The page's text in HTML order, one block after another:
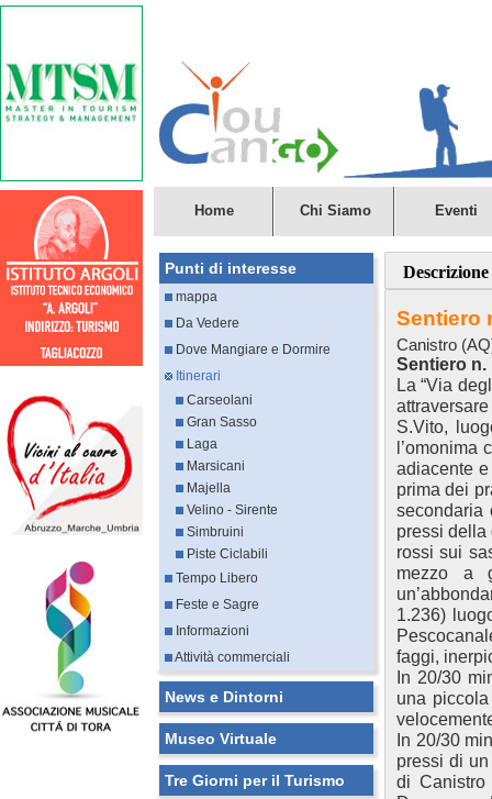
Home Chi Siamo Eventi
Punti di interesse
mappa
Da Vedere
Dove Mangiare e Dormire
Itinerari
Carseolani
Gran Sasso
Laga
Marsicani
Majella
Velino - Sirente
Simbruini
Piste Ciclabili
Tempo Libero
Feste e Sagre
Informazioni
Attività commerciali
News e Dintorni
Museo Virtuale
Tre Giorni per il Turismo
Descrizione
Sentiero
Canistro
Sentiero n.
La “Via
S.Vito,
l’omonima
adiacente
prima dei
secondaria
pressi della
rossi sui
mezzo a
1.236)
faggi,
In 20/30
una
In 20/30
pressi di un
di Canistro